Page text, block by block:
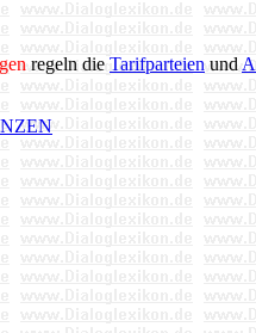
regeln die Tarifparteien und